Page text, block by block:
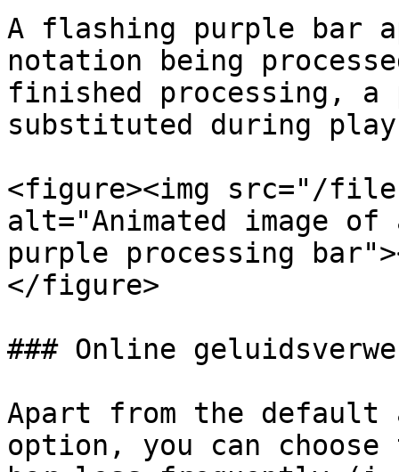
A flashing purple bar
notation being
finished processing, a
substituted during
<figure><img src="/files/
alt="Animated image
purple processing
</figure>
### Online
Apart from the default
option, you can